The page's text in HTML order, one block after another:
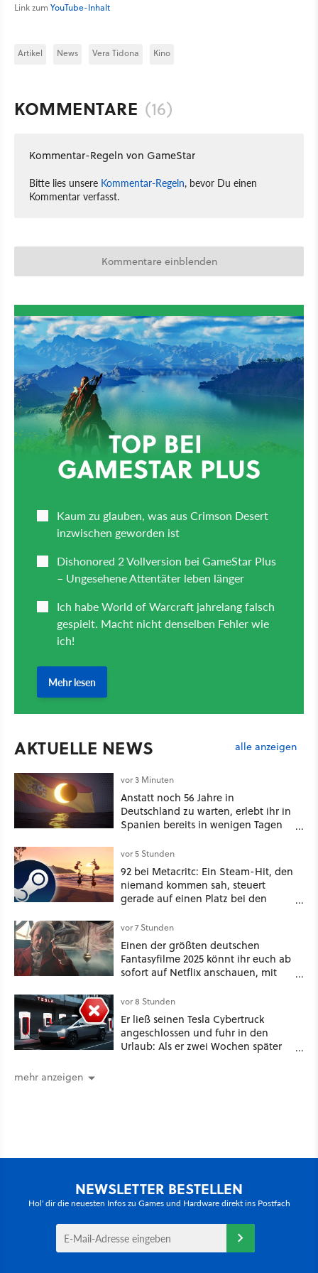
Link zum YouTube-Inhalt
Artikel News Vera Tidona Kino
KOMMENTARE (16)
Kommentar-Regeln von GameStar
Bitte lies unsere Kommentar-Regeln, bevor Du einen
Kommentar verfasst.
Kommentare einblenden
AKTUELLE NEWS alle anzeigen
vor 3 Minuten
Anstatt noch 56 Jahre in
Deutschland zu warten, erlebt ihr in
Spanien bereits in wenigen Tagen
vor 5 Stunden
92 bei Metacritc: Ein Steam-Hit, den
niemand kommen sah, steuert
gerade auf einen Platz bei den
vor 7 Stunden
Einen der größten deutschen
Fantasyfilme 2025 könnt ihr euch ab
sofort auf Netflix anschauen, mit
vor 8 Stunden
Er ließ seinen Tesla Cybertruck
angeschlossen und fuhr in den
Urlaub: Als er zwei Wochen später
mehr anzeigen
NEWSLETTER BESTELLEN
Hol' dir die neuesten Infos zu Games und Hardware direkt ins Postfach